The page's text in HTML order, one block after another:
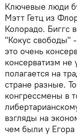
Ключевые люди
Мэтт Гетц из
Колорадо. Биггс
"Кокус свободы"
это очень
консерватизм не
полагается на
стране разные.
конгрессмены в
взгляды на
чем были у Егора